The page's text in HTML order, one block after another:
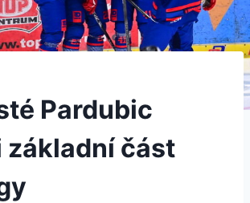
Pardubic
část